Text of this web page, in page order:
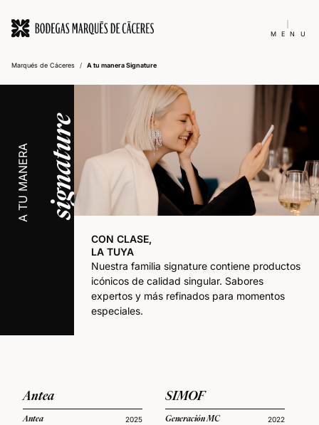
MENU
Marqués de Cáceres / A tu manera Signature
A TU MANERA signature
CON CLASE,
LA TUYA
Nuestra familia signature contiene productos
icónicos de calidad singular. Sabores
expertos y más refinados para momentos
especiales.
Antea
Antea 2025
SIMOF
Generación MC 2022